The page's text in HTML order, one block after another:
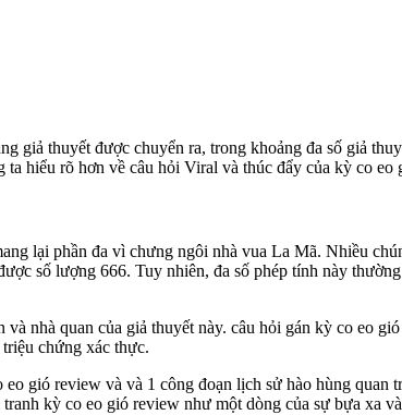
thuyết được chuyển ra, trong khoảng đa số giả
hiểu rõ hơn về câu hỏi Viral và thúc đẩy của kỳ co
lại phần đa vì chưng ngôi nhà vua La Mã. Nhiều
số lượng 666. Tuy nhiên, đa số phép tính này
nhà quan của giả thuyết này. câu hỏi gán kỳ co eo
chứng xác thực.
gió review và và 1 công đoạn lịch sử hào hùng
kỳ co eo gió review như một dòng của sự bựa xa